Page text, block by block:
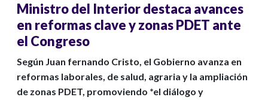
Ministro del Interior destaca avances
en reformas clave y zonas PDET ante
el Congreso
Según Juan fernando Cristo, el Gobierno avanza en
reformas laborales, de salud, agraria y la ampliación
de zonas PDET, promoviendo *el diálogo y